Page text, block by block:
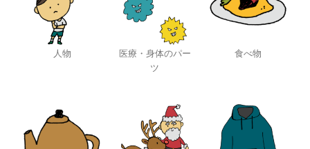
人物
医療・身体のパー
ツ
食べ物